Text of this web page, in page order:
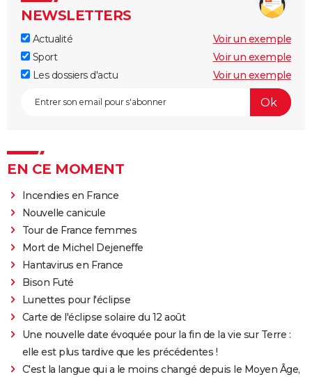
NEWSLETTERS
Actualité
Voir un exemple
Sport
Voir un exemple
Les dossiers d'actu
Voir un exemple
EN CE MOMENT
Incendies en France
Nouvelle canicule
Tour de France femmes
Mort de Michel Dejeneffe
Hantavirus en France
Bison Futé
Lunettes pour l'éclipse
Carte de l'éclipse solaire du 12 août
Une nouvelle date évoquée pour la fin de la vie sur Terre :
elle est plus tardive que les précédentes !
C'est la langue qui a le moins changé depuis le Moyen Âge,